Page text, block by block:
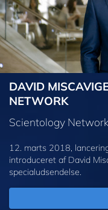
DAVID
NETWORK
Scientology
12. marts 2018,
introduceret af David
specialudsendelse.